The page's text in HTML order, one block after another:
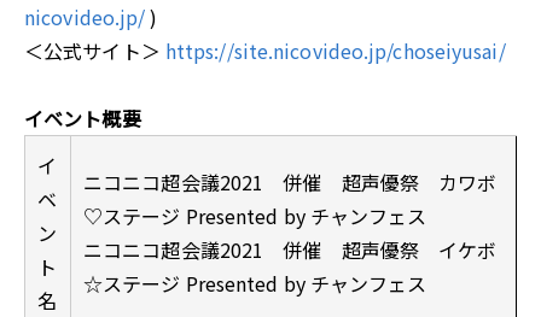
nicovideo.jp/)
＜公式サイト＞ https://site.nicovideo.jp/choseiyusai/
イベント概要
イ
ベ
ン
ト
名
ニコニコ超会議2021 併催 超声優祭 カワボ
♡ステージ Presented by チャンフェス
ニコニコ超会議2021 併催 超声優祭 イケボ
☆ステージ Presented by チャンフェス